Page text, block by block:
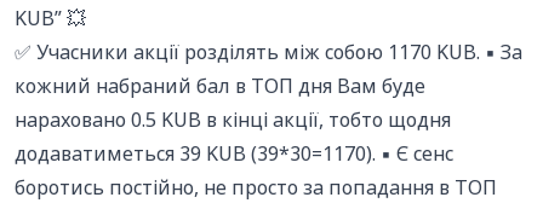
KUB” 💥
✅ Учасники акції розділять між собою 1170 KUB. ▪️ За
кожний набраний бал в ТОП дня Вам буде
нараховано 0.5 KUB в кінці акції, тобто щодня
додаватиметься 39 KUB (39*30=1170). ▪️ Є сенс
боротись постійно, не просто за попадання в ТОП